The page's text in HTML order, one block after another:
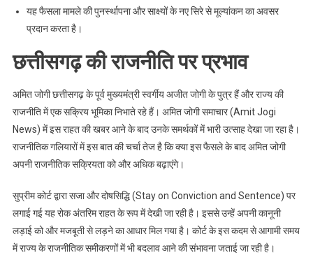
यह फैसला मामले की पुनर्स्थापना और साक्ष्यों के नए सिरे से मूल्यांकन का अवसर
प्रदान करता है।
छत्तीसगढ़ की राजनीति पर प्रभाव
अमित जोगी छत्तीसगढ़ के पूर्व मुख्यमंत्री स्वर्गीय अजीत जोगी के पुत्र हैं और राज्य की
राजनीति में एक सक्रिय भूमिका निभाते रहे हैं। अमित जोगी समाचार (Amit Jogi
News) में इस राहत की खबर आने के बाद उनके समर्थकों में भारी उत्साह देखा जा रहा है।
राजनीतिक गलियारों में इस बात की चर्चा तेज है कि क्या इस फैसले के बाद अमित जोगी
अपनी राजनीतिक सक्रियता को और अधिक बढ़ाएंगे।
सुप्रीम कोर्ट द्वारा सजा और दोषसिद्धि (Stay on Conviction and Sentence) पर
लगाई गई यह रोक अंतरिम राहत के रूप में देखी जा रही है। इससे उन्हें अपनी कानूनी
लड़ाई को और मजबूती से लड़ने का आधार मिल गया है। कोर्ट के इस कदम से आगामी समय
में राज्य के राजनीतिक समीकरणों में भी बदलाव आने की संभावना जताई जा रही है।